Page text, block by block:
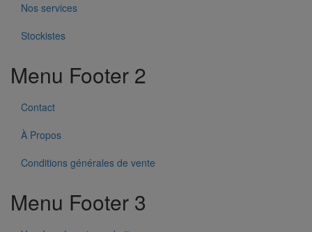
Nos services
Stockistes
Menu Footer 2
Contact
À Propos
Conditions générales de vente
Menu Footer 3